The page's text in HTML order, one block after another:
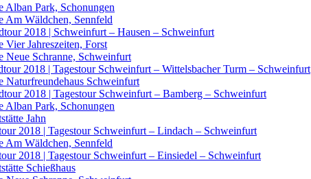
Alban Park, Schonungen
Am Wäldchen, Sennfeld
2018 | Schweinfurt – Hausen – Schweinfurt
Vier Jahreszeiten, Forst
Neue Schranne, Schweinfurt
2018 | Tagestour Schweinfurt – Wittelsbacher Turm – Schweinfurt
Naturfreundehaus Schweinfurt
2018 | Tagestour Schweinfurt – Bamberg – Schweinfurt
Alban Park, Schonungen
Jahn
2018 | Tagestour Schweinfurt – Lindach – Schweinfurt
Am Wäldchen, Sennfeld
2018 | Tagestour Schweinfurt – Einsiedel – Schweinfurt
Schießhaus